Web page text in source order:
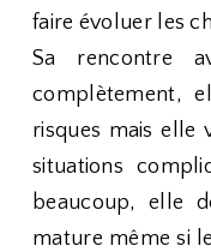
faire évoluer les
Sa rencontre
complètement,
risques mais elle
situations
beaucoup, elle
mature même si